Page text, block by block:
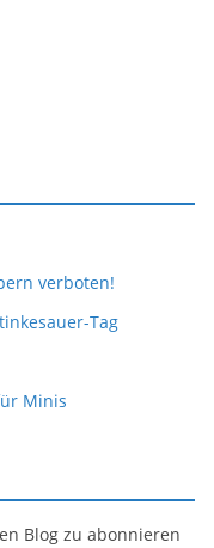
verboten!
Tag
Minis
Blog zu abonnieren